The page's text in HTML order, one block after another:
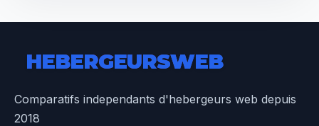
HEBERGEURSWEB
Comparatifs independants d'hebergeurs web depuis
2018